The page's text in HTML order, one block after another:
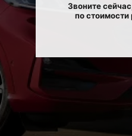
Звоните
по